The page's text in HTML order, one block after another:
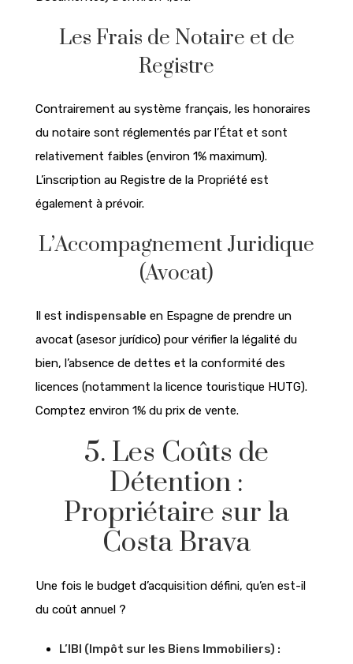
Les Frais de Notaire et de
Registre
Contrairement au système français, les honoraires
du notaire sont réglementés par l’État et sont
relativement faibles (environ 1% maximum).
L’inscription au Registre de la Propriété est
également à prévoir.
L’Accompagnement Juridique
(Avocat)
Il est indispensable en Espagne de prendre un
avocat (asesor jurídico) pour vérifier la légalité du
bien, l’absence de dettes et la conformité des
licences (notamment la licence touristique HUTG).
Comptez environ 1% du prix de vente.
5. Les Coûts de
Détention :
Propriétaire sur la
Costa Brava
Une fois le budget d’acquisition défini, qu’en est-il
du coût annuel ?
L’IBI (Impôt sur les Biens Immobiliers) :